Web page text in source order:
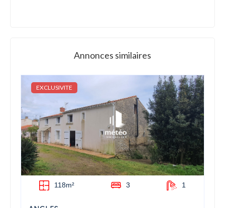
Annonces similaires
EXCLUSIVITE
118m² 3 1